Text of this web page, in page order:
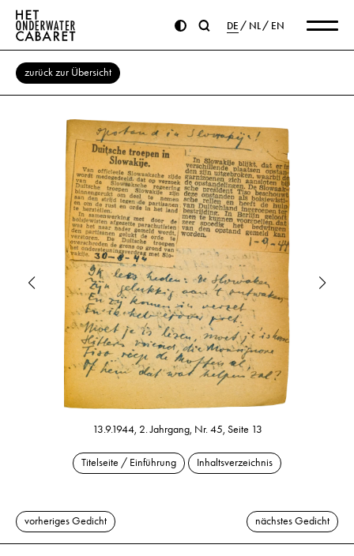
DE NL EN
zurück zur Übersicht
13.9.1944, 2. Jahrgang, Nr. 45, Seite 13
Titelseite / Einführung Inhaltsverzeichnis
vorheriges Gedicht nächstes Gedicht